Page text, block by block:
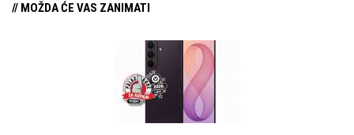
// MOŽDA ĆE VAS ZANIMATI